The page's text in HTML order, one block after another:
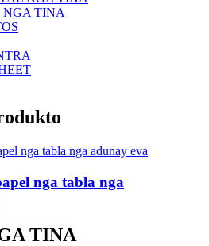
TINA
nga tabla nga
TINA